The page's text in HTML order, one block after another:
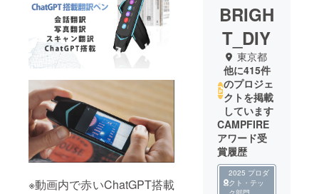
※動画内で赤いChatGPT搭載
BRIGH
T_DIY
東京都
他に415件
のプロジェ
クトを掲載
しています
CAMPFIRE
アワード受
賞履歴
2025 プロダ
クト・テッ